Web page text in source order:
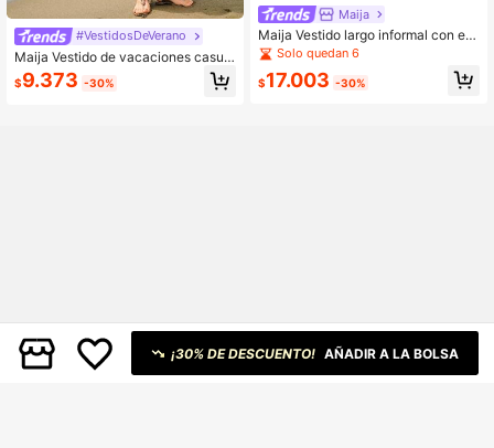
#VestidosDeVerano
Maija Vestido de vacaciones casual
largo con estampado de hojas rosa
das, cordones, y diseño calado, có
$9.373 -30%
Maija
Maija Vestido largo informal con est
ampado floral, para el verano
Solo quedan 6
$17.003 -30%
¡30% DE DESCUENTO! AÑADIR A LA BOLSA